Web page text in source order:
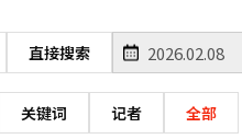
直接搜索
关键词 记者 全部